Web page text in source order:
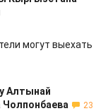
могут выехать
Алтынай
Чолпонбаева
23